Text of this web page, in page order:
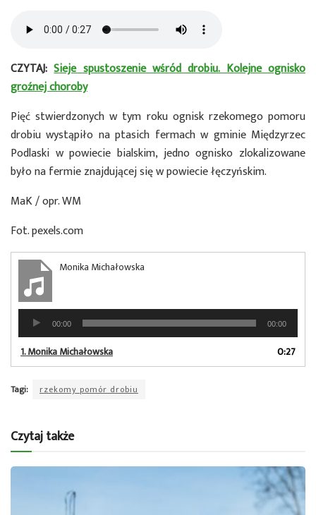
CZYTAJ:Sieje spustoszenie wśród drobiu. Kolejne ognisko
groźnej choroby
Pięć stwierdzonych w tym roku ognisk rzekomego pomoru
drobiu wystąpiło na ptasich fermach w gminie Międzyrzec
Podlaski w powiecie bialskim, jedno ognisko zlokalizowane
było na fermie znajdującej się w powiecie łęczyńskim.
MaK / opr. WM
Fot. pexels.com
Monika Michałowska
Odtwarzacz
plików
dźwiękowych
00:00 00:00
1.Monika Michałowska 0:27
Tagi: rzekomy pomór drobiu
Czytaj także